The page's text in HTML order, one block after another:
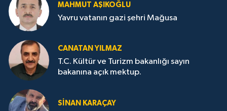
MAHMUT AŞIKOĞLU
Yavru vatanın gazi şehri Mağusa
CANATAN YILMAZ
T.C. Kültür ve Turizm bakanlığı sayın
bakanına açık mektup.
SİNAN KARAÇAY